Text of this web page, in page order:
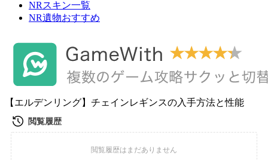
NRスキン一覧
NR遺物おすすめ
【エルデンリング】チェインレギンスの入手方法と性能